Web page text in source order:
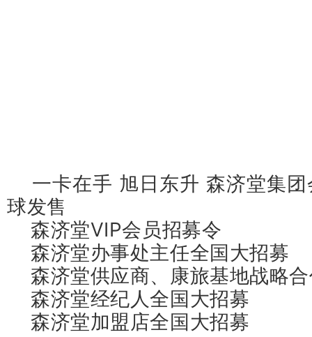
一卡在手 旭日东升 森济堂集团
球发售
森济堂VIP会员招募令
森济堂办事处主任全国大招募
森济堂供应商、康旅基地战略
森济堂经纪人全国大招募
森济堂加盟店全国大招募